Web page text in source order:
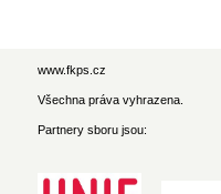
www.fkps.cz
Všechna práva vyhrazena.
Partnery sboru jsou: